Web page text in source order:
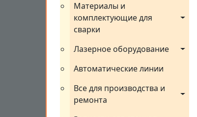
Материалы и
комплектующие для
сварки
Лазерное оборудование
Автоматические линии
Все для производства и
ремонта